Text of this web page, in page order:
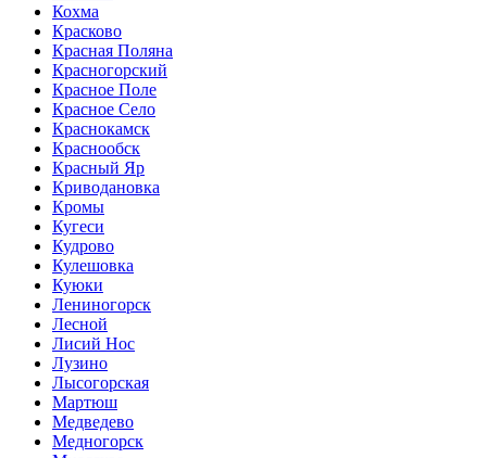
Кохма
Красково
Красная Поляна
Красногорский
Красное Поле
Красное Село
Краснокамск
Краснообск
Красный Яр
Криводановка
Кромы
Кугеси
Кудрово
Кулешовка
Куюки
Лениногорск
Лесной
Лисий Нос
Лузино
Лысогорская
Мартюш
Медведево
Медногорск